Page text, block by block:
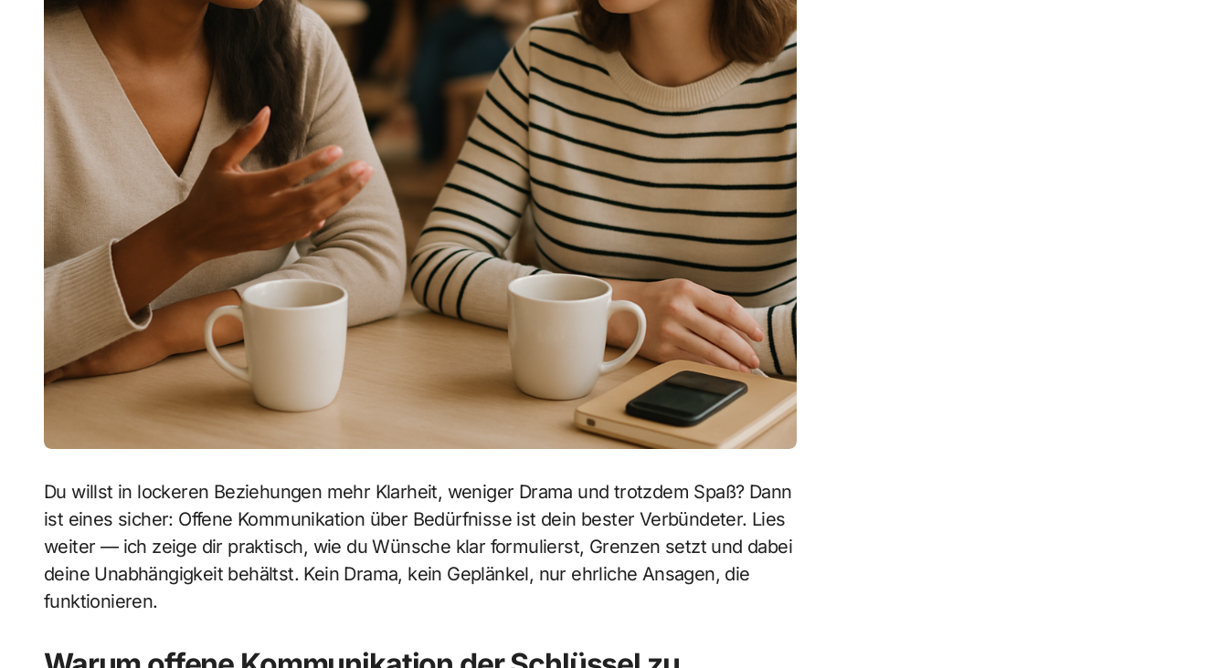
Du willst in lockeren Beziehungen mehr Klarheit, weniger Drama und trotzdem Spaß? Dann
ist eines sicher: Offene Kommunikation über Bedürfnisse ist dein bester Verbündeter. Lies
weiter — ich zeige dir praktisch, wie du Wünsche klar formulierst, Grenzen setzt und dabei
deine Unabhängigkeit behältst. Kein Drama, kein Geplänkel, nur ehrliche Ansagen, die
funktionieren.